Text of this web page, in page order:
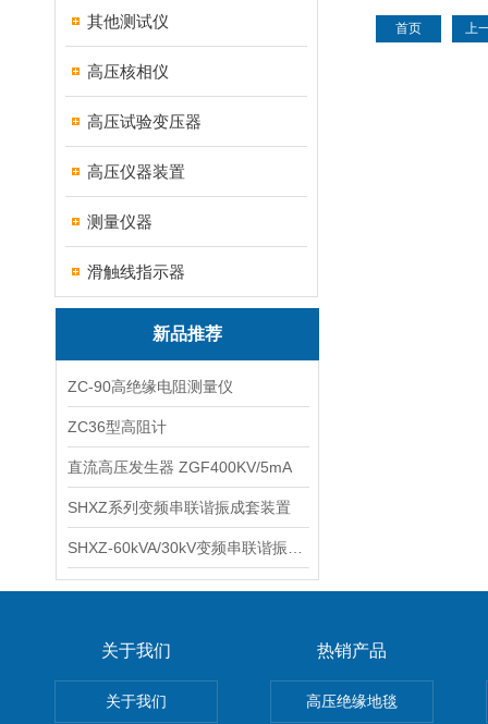
其他测试仪
高压核相仪
高压试验变压器
高压仪器装置
测量仪器
滑触线指示器
新品推荐
ZC-90高绝缘电阻测量仪
ZC36型高阻计
直流高压发生器 ZGF400KV/5mA
SHXZ系列变频串联谐振成套装置
首页 上
关于我们
关于我们
热销产品
高压绝缘地毯